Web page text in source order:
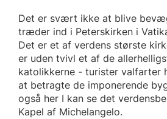
Det er svært ikke at blive
træder ind i Peterskirken i
Det er et af verdens største
er uden tvivl et af de
katolikkerne - turister valfarter
at betragte de imponerende
også her I kan se det
Kapel af Michelangelo.